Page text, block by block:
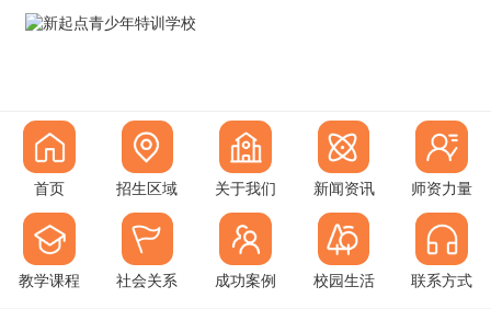
首页 招生区域 关于我们 新闻资讯 师资力量
教学课程 社会关系 成功案例 校园生活 联系方式